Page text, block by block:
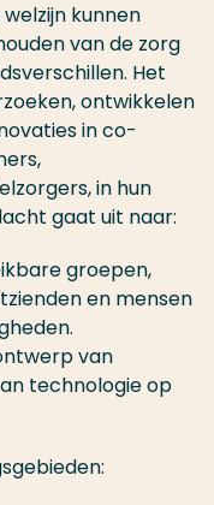
kunnen
van de zorg
Het
ontwikkelen
in co-
in hun
gaat uit naar:​
groepen,
en mensen
van
technologie op